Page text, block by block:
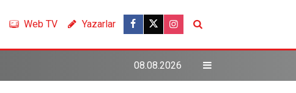
Web TV Yazarlar
08.08.2026